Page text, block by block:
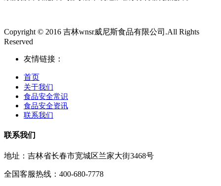
Copyright © 2016 吉林wnsr威尼斯食品有限公司.All Rights
Reserved
友情链接：
首页
关于我们
食品安全常识
食品安全资讯
联系我们
联系我们
地址：吉林省长春市宽城区兰家大街3468号
全国客服热线：400-680-7778